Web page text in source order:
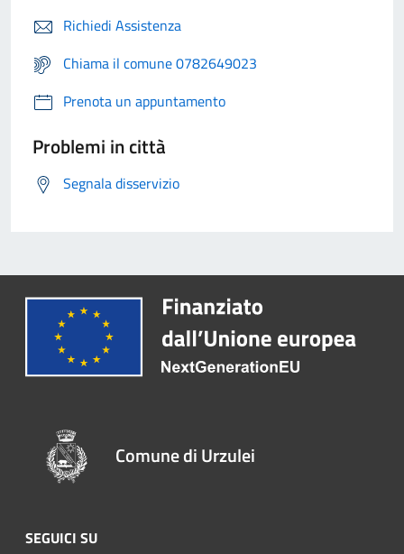
Richiedi Assistenza
Chiama il comune 0782649023
Prenota un appuntamento
Problemi in città
Segnala disservizio
Comune di Urzulei
SEGUICI SU